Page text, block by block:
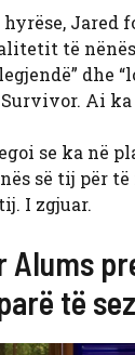
Jared
të nënës
dhe
Ai ka
se ka në
së tij për
I zgjuar.
Alums
të